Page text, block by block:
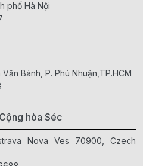
phố Hà Nội
Bánh, P. Phú Nhuận,TP.HCM
hòa Séc
Nova Ves 70900, Czech